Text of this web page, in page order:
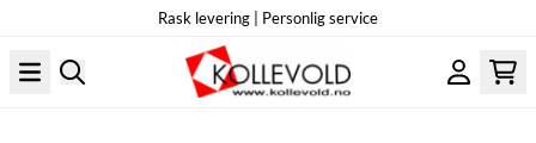
Rask levering | Personlig service